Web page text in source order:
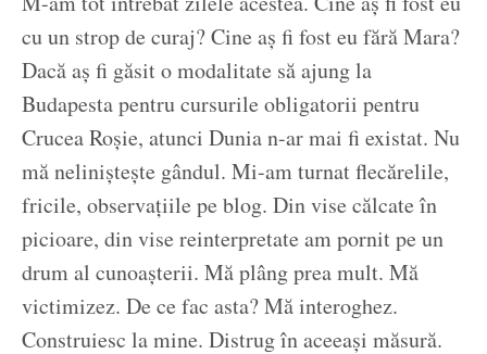
cu un strop de curaj? Cine aș fi fost eu fără Mara?
Dacă aș fi găsit o modalitate să ajung la
Budapesta pentru cursurile obligatorii pentru
Crucea Roșie, atunci Dunia n-ar mai fi existat. Nu
mă neliniștește gândul. Mi-am turnat flecărelile,
fricile, observațiile pe blog. Din vise călcate în
picioare, din vise reinterpretate am pornit pe un
drum al cunoașterii. Mă plâng prea mult. Mă
victimizez. De ce fac asta? Mă interoghez.
Construiesc la mine. Distrug în aceeași măsură.